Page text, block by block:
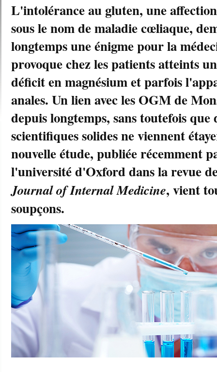
L'intolérance au gluten, une
sous le nom de maladie cœliaque,
longtemps une énigme pour la
provoque chez les patients atteints
déficit en magnésium et parfois
anales. Un lien avec les OGM de
depuis longtemps, sans toutefois que
scientifiques solides ne viennent
nouvelle étude, publiée récemment
l'université d'Oxford dans la revue
Journal of Internal Medicine, vient
soupçons.